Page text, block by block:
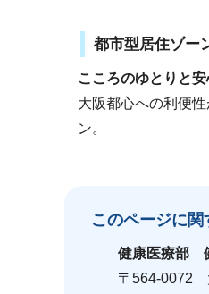
都市型居住ゾー
こころのゆとりと
大阪都心への利便
ン。
このページに関
健康医療部
〒564-0072